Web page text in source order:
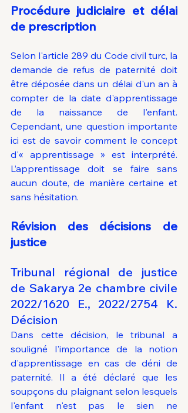
Procédure judiciaire et délai
de prescription
Selon l'article 289 du Code civil turc, la
demande de refus de paternité doit
être déposée dans un délai d'un an à
compter de la date d'apprentissage
de la naissance de l'enfant.
Cependant, une question importante
ici est de savoir comment le concept
d'« apprentissage » est interprété.
L’apprentissage doit se faire sans
aucun doute, de manière certaine et
sans hésitation.
Révision des décisions de
justice
Tribunal régional de justice
de Sakarya 2e chambre civile
2022/1620 E., 2022/2754 K.
Décision
Dans cette décision, le tribunal a
souligné l'importance de la notion
d'apprentissage en cas de déni de
paternité. Il a été déclaré que les
soupçons du plaignant selon lesquels
l'enfant n'est pas le sien ne